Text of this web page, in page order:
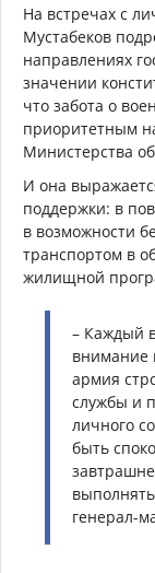
На встречах с
Мустабеков
направлениях
значении
что забота о
приоритетным
Министерства
И она
поддержки: в
в возможности
транспортом в
жилищной
– Каждый
внимание
армия
службы и
личного
быть
генерал-